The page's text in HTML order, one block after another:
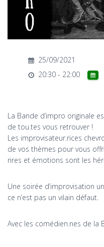
25/09/2021
20:30 - 22:00
La Bande d’impro originale
de tou.tes vous retrouver !
Les improvisateur.rices
de vos thèmes pour vous
rires et émotions sont les
Une soirée d’improvisation
ce n’est pas un vilain défaut.
Avec les comédien.nes de la